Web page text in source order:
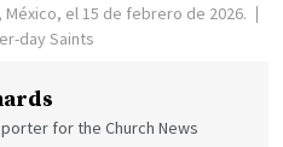
el 15 de febrero de 2026.
day Saints
for the Church News